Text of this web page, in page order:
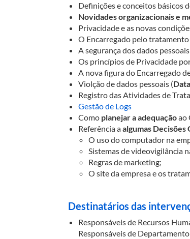
Definições e conceitos básicos
Novidades organizacionais e
Privacidade e as novas
O Encarregado pelo
A segurança dos dados
Os princípios de Privacidade
A nova figura do Encarregado
Violção de dados pessoais (
Registro das Atividades de
Gestão de Logs
Como planejar a adequaçãoao
Referência aalgumas
O uso do computador na
Sistemas de videovigilância
Regras de marketing;
O site da empresa e os
Destinatários das
Responsáveis de Recursos
Responsáveis de